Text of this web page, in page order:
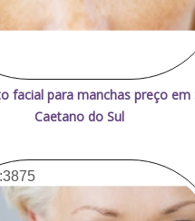
facial para manchas preço em
Caetano do Sul
3875